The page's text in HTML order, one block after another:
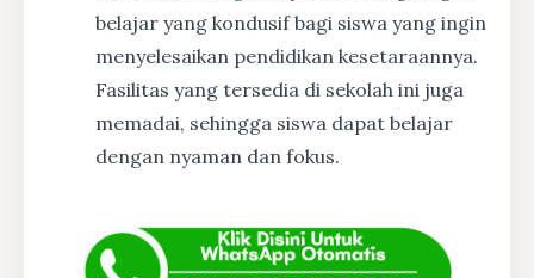
belajar yang kondusif bagi siswa yang ingin
menyelesaikan pendidikan kesetaraannya.
Fasilitas yang tersedia di sekolah ini juga
memadai, sehingga siswa dapat belajar
dengan nyaman dan fokus.